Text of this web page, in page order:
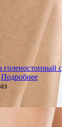
Подробнее